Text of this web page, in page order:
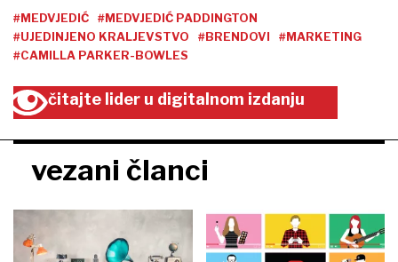
#MEDVJEDIĆ
#MEDVJEDIĆ PADDINGTON
#UJEDINJENO KRALJEVSTVO
#BRENDOVI
#MARKETING
#CAMILLA PARKER-BOWLES
čitajte lider u digitalnom izdanju
vezani članci